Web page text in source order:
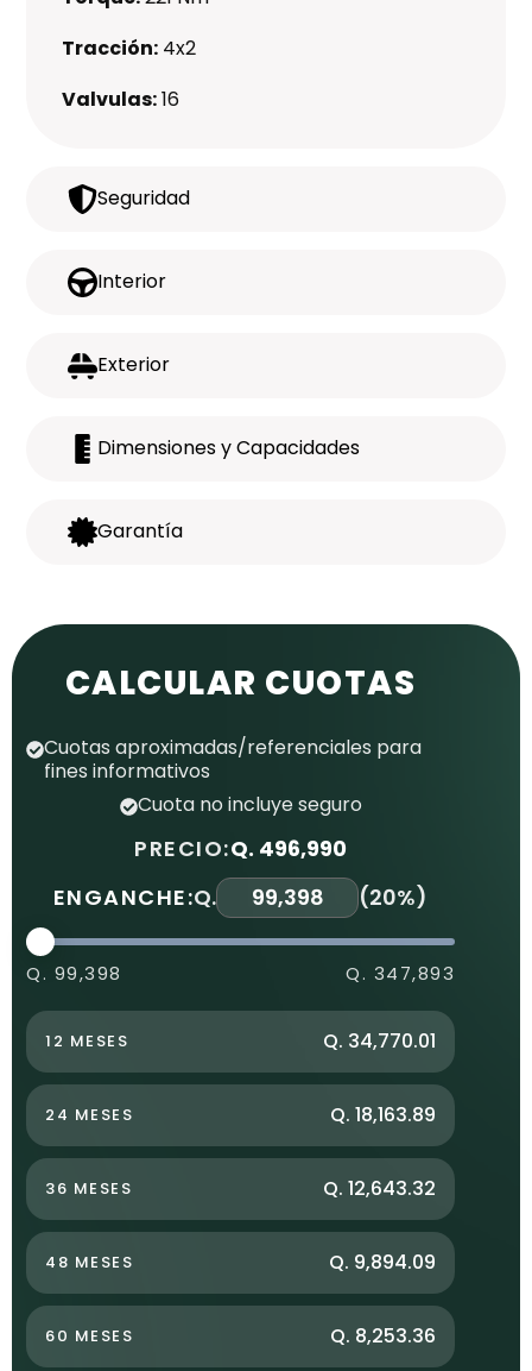
Seguridad
Interior
Exterior
Dimensiones y Capacidades
Garantía
Tracción: 4x2
Valvulas:16
CALCULAR CUOTAS
Cuotas aproximadas/referenciales para
fines informativos
Cuota no incluye seguro
PRECIO:Q. 496,990
ENGANCHE:Q. (20%)
Q. 99,398 Q. 347,893
12 MESES Q. 34,770.01
24 MESES Q. 18,163.89
36 MESES Q. 12,643.32
48 MESES Q. 9,894.09
60 MESES Q. 8,253.36